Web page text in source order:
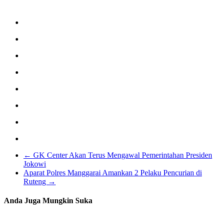
← GK Center Akan Terus Mengawal Pemerintahan Presiden
Jokowi
Aparat Polres Manggarai Amankan 2 Pelaku Pencurian di
Ruteng →
Anda Juga Mungkin Suka